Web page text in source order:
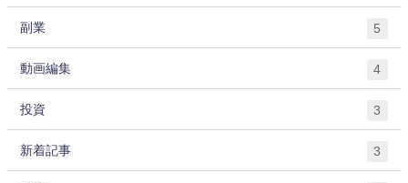
副業 5
動画編集 4
投資 3
新着記事 3